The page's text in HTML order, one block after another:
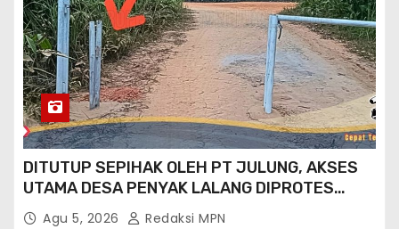
DITUTUP SEPIHAK OLEH PT JULUNG, AKSES
UTAMA DESA PENYAK LALANG DIPROTES
KADES DAN GPN 08
Agu 5, 2026 Redaksi MPN